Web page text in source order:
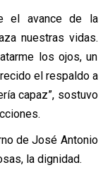
el avance de la
nuestras vidas.
los ojos, un
el respaldo a
capaz”, sostuvo
de José Antonio
la dignidad.